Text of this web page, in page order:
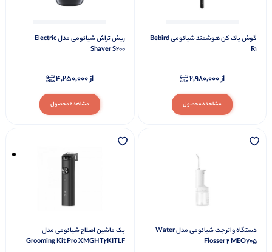
گوش پاک کن هوشمند شیائومی Bebird
R1
مشاهده محصول
از2,980,000
ریش تراش شیائومی مدل Electric
Shaver S200
مشاهده محصول
از4,250,000
دستگاه واتر جت شیائومی مدل Water
Flosser 2 MEO705
پک ماشین اصلاح شیائومی مدل
Grooming Kit Pro XMGHT2KITLF